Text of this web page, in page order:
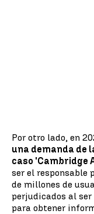
Por otro lado, en
una demanda de
caso 'Cambridge
ser el responsable
de millones de
perjudicados al
para obtener